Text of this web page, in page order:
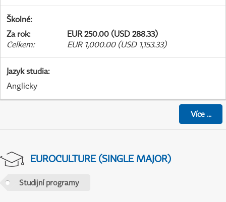
Školné:
Za rok:
EUR 250.00 (USD 288.33)
Celkem: EUR 1,000.00 (USD 1,153.33)
Jazyk studia:
Anglicky
Více...
EUROCULTURE (SINGLE MAJOR)
Studijní programy